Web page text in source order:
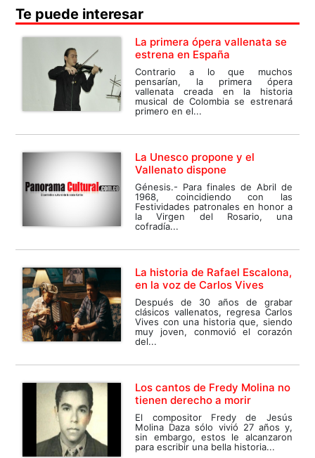
Te puede interesar
La primera ópera vallenata se
estrena en España
Contrario a lo que muchos
pensarían, la primera ópera
vallenata creada en la historia
musical de Colombia se estrenará
primero en el...
La Unesco propone y el
Vallenato dispone
Génesis.- Para finales de Abril de
1968, coincidiendo con las
Festividades patronales en honor a
la Virgen del Rosario, una
cofradía...
La historia de Rafael Escalona,
en la voz de Carlos Vives
Después de 30 años de grabar
clásicos vallenatos, regresa Carlos
Vives con una historia que, siendo
muy joven, conmovió el corazón
del...
Los cantos de Fredy Molina no
tienen derecho a morir
El compositor Fredy de Jesús
Molina Daza sólo vivió 27 años y,
sin embargo, estos le alcanzaron
para escribir una bella historia...